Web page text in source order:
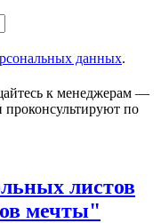
данных.
к менеджерам —
по
листов
мечты"